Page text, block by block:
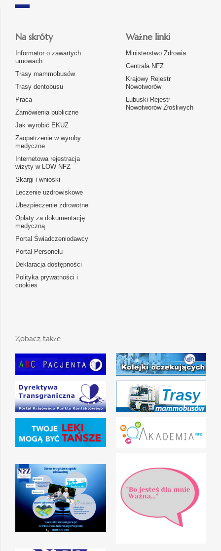
Na skróty
Informator o zawartych
umowach
Trasy mammobusów
Trasy dentobusu
Praca
Zamówienia publiczne
Jak wyrobić EKUZ
Zaopatrzenie w wyroby
medyczne
Internetowa rejestracja
wizyty w LOW NFZ
Skargi i wnioski
Leczenie uzdrowiskowe
Ubezpieczenie zdrowotne
Opłaty za dokumentację
medyczną
Portal Świadczeniodawcy
Portal Personelu
Deklaracja dostępności
Polityka prywatności i
cookies
Ważne linki
Ministerstwo Zdrowia
Centrala NFZ
Krajowy Rejestr
Nowotworów
Lubuski Rejestr
Nowotworów Złośliwych
Zobacz także